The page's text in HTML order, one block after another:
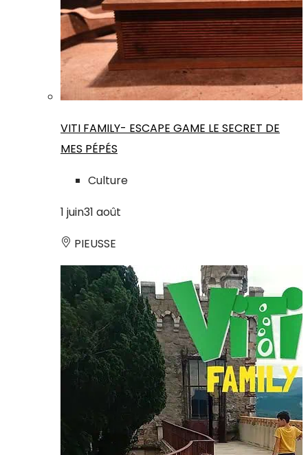
VITI FAMILY- ESCAPE GAME LE SECRET DE
MES PÉPÉS
Culture
1 juin31 août
PIEUSSE